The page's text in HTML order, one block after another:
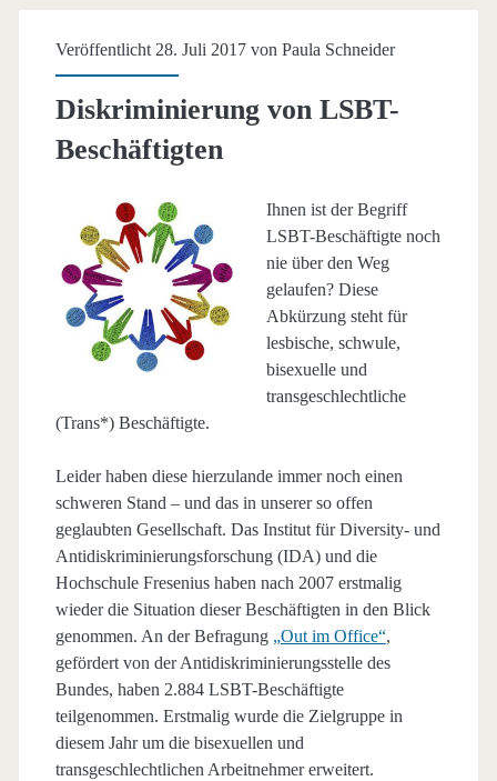
Veröffentlicht 28. Juli 2017 von Paula Schneider
Diskriminierung von LSBT-
Beschäftigten
Ihnen ist der Begriff
LSBT-Beschäftigte noch
nie über den Weg
gelaufen? Diese
Abkürzung steht für
lesbische, schwule,
bisexuelle und
transgeschlechtliche
(Trans*) Beschäftigte.
Leider haben diese hierzulande immer noch einen
schweren Stand – und das in unserer so offen
geglaubten Gesellschaft. Das Institut für Diversity- und
Antidiskriminierungsforschung (IDA) und die
Hochschule Fresenius haben nach 2007 erstmalig
wieder die Situation dieser Beschäftigten in den Blick
genommen. An der Befragung „Out im Office“,
gefördert von der Antidiskriminierungsstelle des
Bundes, haben 2.884 LSBT-Beschäftigte
teilgenommen. Erstmalig wurde die Zielgruppe in
diesem Jahr um die bisexuellen und
transgeschlechtlichen Arbeitnehmer erweitert.